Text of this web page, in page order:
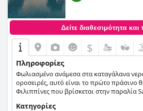
Δείτε διαθεσιμότητα και
$
Πληροφορίες
Φωλιασμένο ανάμεσα στα καταγάλανα
οροσειρές, αυτό είναι το πρώτο πράσινο
Φιλιππίνες που βρίσκεται στην παραλία
Κατηγορίες